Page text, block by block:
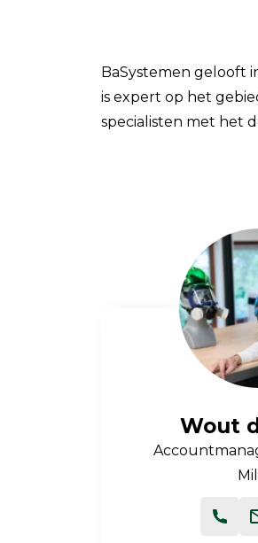
Toebehoren
Geluidsdosismeters
Geluidsbronnen
Akoestische
Luchtkwaliteit
BaSystemen gelooft
is expert op het
specialisten met het
Wout